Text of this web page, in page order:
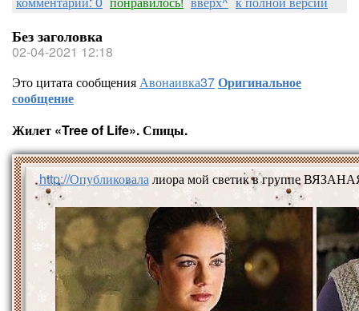
Без заголовка
02-04-2021 12:18
Это цитата сообщенияАвонаивка37Оригинальное
сообщение
Жилет «Tree of Life». Спицы.
http://Опубликовалалиора мой светик в группе